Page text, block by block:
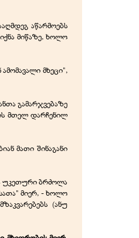
აწარმოებს
მიწაზე, ხოლო
მხეცი",
გამარჯვებაზე
მთელ დარჩენილ
მათი შინაგანი
უკეთური ბრძოლა
მიერ, - ხოლო
(ანუ